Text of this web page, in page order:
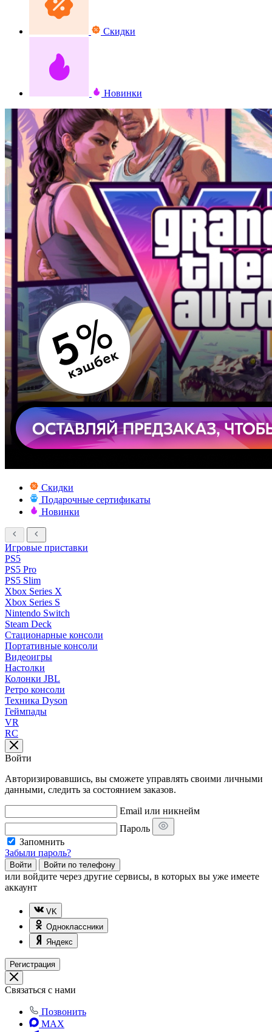
Скидки
Новинки
Скидки
Подарочные сертификаты
Новинки
Игровые приставки
PS5
PS5 Pro
PS5 Slim
Xbox Series X
Xbox Series S
Nintendo Switch
Steam Deck
Стационарные консоли
Портативные консоли
Видеоигры
Настолки
Колонки JBL
Ретро консоли
Техника Dyson
Геймпады
VR
RC
Войти
Авторизировавшись, вы сможете управлять своими личными
данными, следить за состоянием заказов.
Email или никнейм
Пароль
Запомнить
Забыли пароль?
Войти Войти по телефону
или войдите через другие сервисы, в которых вы уже имеете
аккаунт
VK
Одноклассники
Яндекс
Регистрация
Связаться с нами
Позвонить
MAX